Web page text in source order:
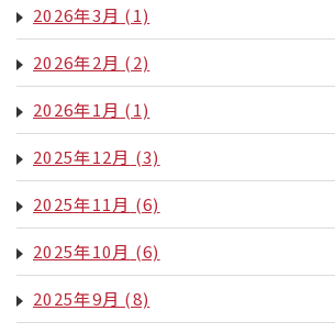
2026年3月 (1)
2026年2月 (2)
2026年1月 (1)
2025年12月 (3)
2025年11月 (6)
2025年10月 (6)
2025年9月 (8)